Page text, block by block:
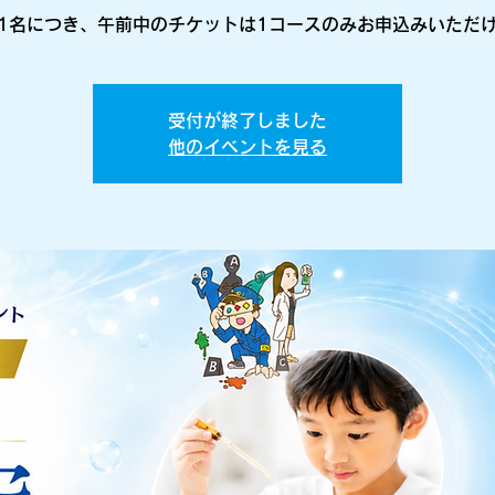
名につき、午前中のチケットは1コースのみお申込みいただ
受付が終了しました
他のイベントを見る